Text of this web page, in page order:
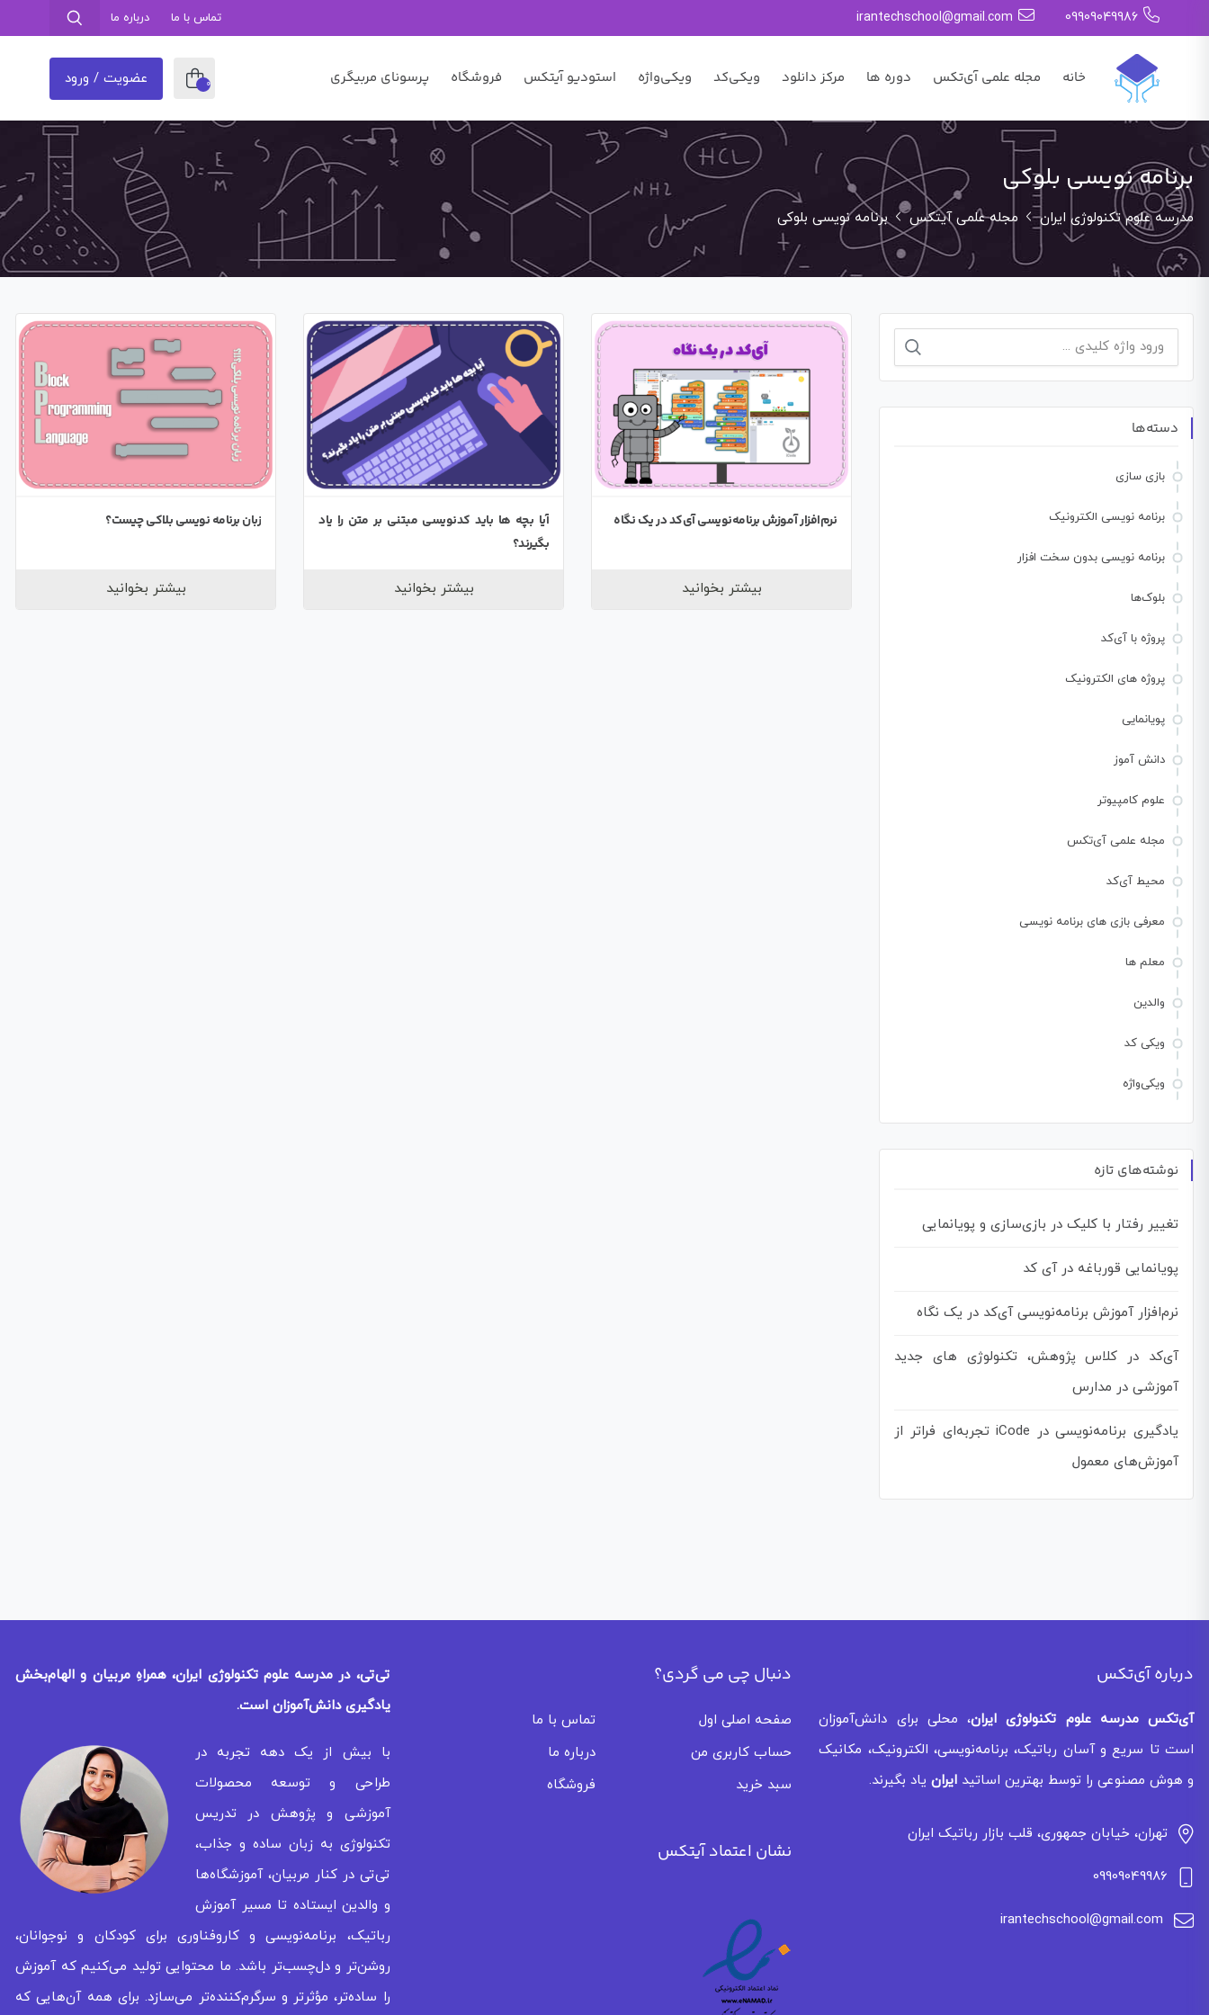
09909049986
irantechschool@gmail.com تماس با ما درباره ما
خانه مجله علمی آی‌تکس دوره ها مرکز دانلود ویکی‌کد ویکی‌واژه استودیو آیتکس فروشگاه پرسونای مربیگری 0 عضویت / ورود
برنامه نویسی بلوکی
مدرسه علوم تکنولوژی ایران مجله علمی آیتکس برنامه نویسی بلوکی
نرم‌افزار آموزش برنامه‌نویسی آی‌کد در یک نگاه
بیشتر بخوانید
آیا بچه ها باید کدنویسی مبتنی بر متن را یاد
بگیرند؟
بیشتر بخوانید
زبان برنامه نویسی بلاکی چیست؟
بیشتر بخوانید
جستجو
دسته‌ها
بازی سازی
برنامه نویسی الکترونیک
برنامه نویسی بدون سخت افزار
بلوک‌ها
پروژه با آی‌کد
پروژه های الکترونیک
پویانمایی
دانش آموز
علوم کامپیوتر
مجله علمی آی‌تکس
محیط آی‌کد
معرفی بازی های برنامه نویسی
معلم ها
والدین
ویکی کد
ویکی‌واژه
نوشته‌های تازه
تغییر رفتار با کلیک در بازی‌سازی و پویانمایی
پویانمایی قورباغه در آی کد
نرم‌افزار آموزش برنامه‌نویسی آی‌کد در یک نگاه
آی‌کد در کلاس پژوهش، تکنولوژی های جدید
آموزشی در مدارس
یادگیری برنامه‌نویسی در iCode تجربه‌ای فراتر از
آموزش‌های معمول
درباره آی‌تکس
آی‌تکس مدرسه علوم تکنولوژی ایران، محلی برای دانش‌آموزان
است تا سریع و آسان رباتیک، برنامه‌نویسی، الکترونیک، مکانیک
و هوش مصنوعی را توسط بهترین اساتید ایران یاد بگیرند.
تهران، خیابان جمهوری، قلب بازار رباتیک ایران
09909049986
irantechschool@gmail.com
دنبال چی می گردی؟
صفحه اصلی اول
تماس با ما
حساب کاربری من
درباره ما
سبد خرید
فروشگاه
نشان اعتماد آیتکس
تی‌تی، در مدرسه علوم تکنولوژی ایران، همراهِ مربیان و الهام‌بخش
یادگیریدانش‌آموزان است.
با بیش از یک دهه تجربه در
طراحی و توسعه محصولات
آموزشی و پژوهش در تدریس
تکنولوژی به زبان ساده و جذاب،
تی‌تی در کنار مربیان، آموزشگاه‌ها
و والدین ایستاده تا مسیر آموزش
رباتیک، برنامه‌نویسی و کاروفناوری برای کودکان و نوجوانان،
روشن‌تر و دل‌چسب‌تر باشد. ما محتوایی تولید می‌کنیم که آموزش
را ساده‌تر، مؤثرتر و سرگرم‌کننده‌تر می‌سازد. برای همه‌ آن‌هایی که